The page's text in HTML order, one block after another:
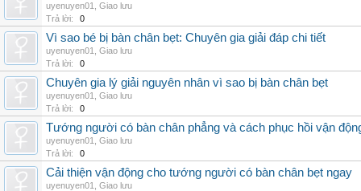
uyenuyen01
Giao lưu
Trả lời:
0
Vì sao bé bị bàn chân bẹt: Chuyên gia giải đáp chi tiết
uyenuyen01
Giao lưu
Trả lời:
0
Chuyên gia lý giải nguyên nhân vì sao bị bàn chân bẹt
uyenuyen01
Giao lưu
Trả lời:
0
Tướng người có bàn chân phẳng và cách phục hồi vận
uyenuyen01
Giao lưu
Trả lời:
0
Cải thiện vận động cho tướng người có bàn chân bẹt ngay
uyenuyen01
Giao lưu